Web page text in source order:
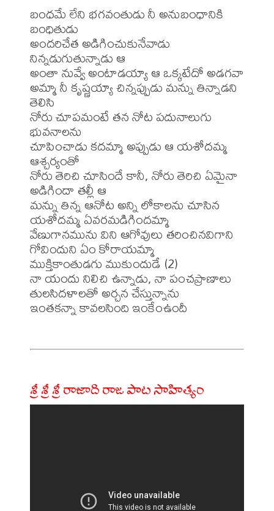
బంధమే లేని భగవంతుడు నీ అనుబంధానికి
బంధితుడు
అందరిచేత అడిగించుకునేవాడు
నిన్నడుగుతున్నాడు ఆ
అంతా నువ్వే అంటాడయ్యా ఆ ఒక్కటేదో అడగవా
అమ్మా నీ కృష్ణయ్యా చిన్నప్పుడు మన్ను తిన్నాడని
తెలిసి
నోరు చూపమంటే తన నోట పదునాలుగు
భువనాలను
చూపించాడు కదమ్మా అప్పుడు ఆ యశోదమ్మ
ఆశ్చర్యంతో
నోరు తెరిచి చూసిందే కానీ, నోరు తెరిచి ఏమైనా
అడిగిందా తల్లీ ఆ
మన్ను తిన్న ఆనోట అన్ని లోకాలను చూసిన
యశోదమ్మ ఏవరమడిగిందమ్మా
వేణుగానమును విని ఆగోవులు తరించినవిగాని
గోవిందుని ఏం కోరాయమ్మా
ముక్తికాంతుడగు ముకుందుడే (2)
నా యందు నిలిచి ఉన్నాడు, నా పంచప్రాణాలు
తులసిదళాలతో అర్చన చేస్తున్నాను
ఇంతకన్నా కావలసింది ఇంకేంఉందీ
శ్రీ శ్రీ శ్రీ రాజాది రాజ పాట సాహిత్యం